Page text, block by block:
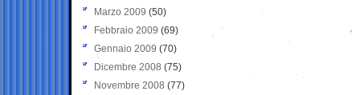
Marzo 2009 (50)
Febbraio 2009 (69)
Gennaio 2009 (70)
Dicembre 2008 (75)
Novembre 2008 (77)